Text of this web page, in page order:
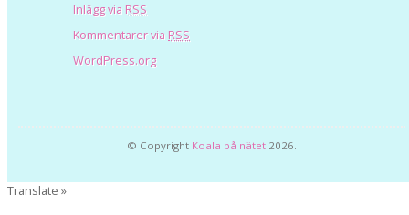
Inlägg via RSS
Kommentarer via RSS
WordPress.org
© Copyright Koala på nätet 2026.
Translate »